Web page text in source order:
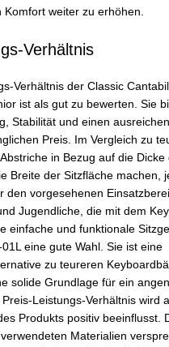
Komfort weiter zu erhöhen.
Verhältnis
Verhältnis der Classic
ist als gut zu bewerten. Sie
Stabilität und einen
Preis. Im Vergleich zu
in Bezug auf die Dicke
Breite der Sitzfläche machen,
den vorgesehenen
Jugendliche, die mit dem
einfache und funktionale
eine gute Wahl. Sie ist eine
zu teureren
solide Grundlage für ein
Leistungs-Verhältnis wird
Produkts positiv beeinflusst.
Materialien